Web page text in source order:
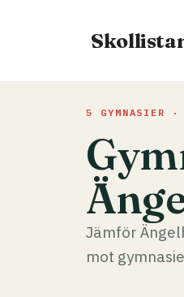
5 GYMNASIER ·
Jämför
mot